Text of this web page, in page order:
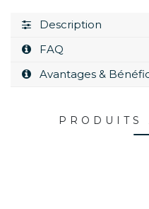
Description
FAQ
Avantages &
PRODUITS